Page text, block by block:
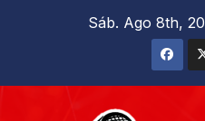
Sáb. Ago 8th,